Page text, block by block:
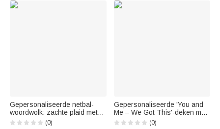
ruiters en paardenliefhebbers
Gepersonaliseerde netbal-
woordwolk: zachte plaid met
afbeelding van een speler van
(0)
Gepersonaliseerde 'You and
Me – We Got This'-deken met
paardenquastjes en naam –
(0)